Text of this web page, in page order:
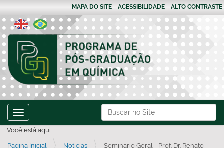
Busca
Busca Avançada…
MAPA DO SITE ACESSIBILIDADE ALTO CONTRASTE
Toggle navigation
Você está aqui:
Página Inicial Notícias
Seminário Geral - Prof. Dr. Renato